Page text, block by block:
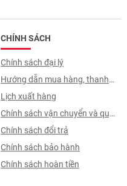
CHÍNH SÁCH
Chính sách đại lý
Hướng dẫn mua hàng, thanh
toán, quy trình ký hợp đồng
Lịch xuất hàng
Chính sách vận chuyển và quy
trình giao nhận
Chính sách đổi trả
Chính sách bảo hành
Chính sách hoàn tiền